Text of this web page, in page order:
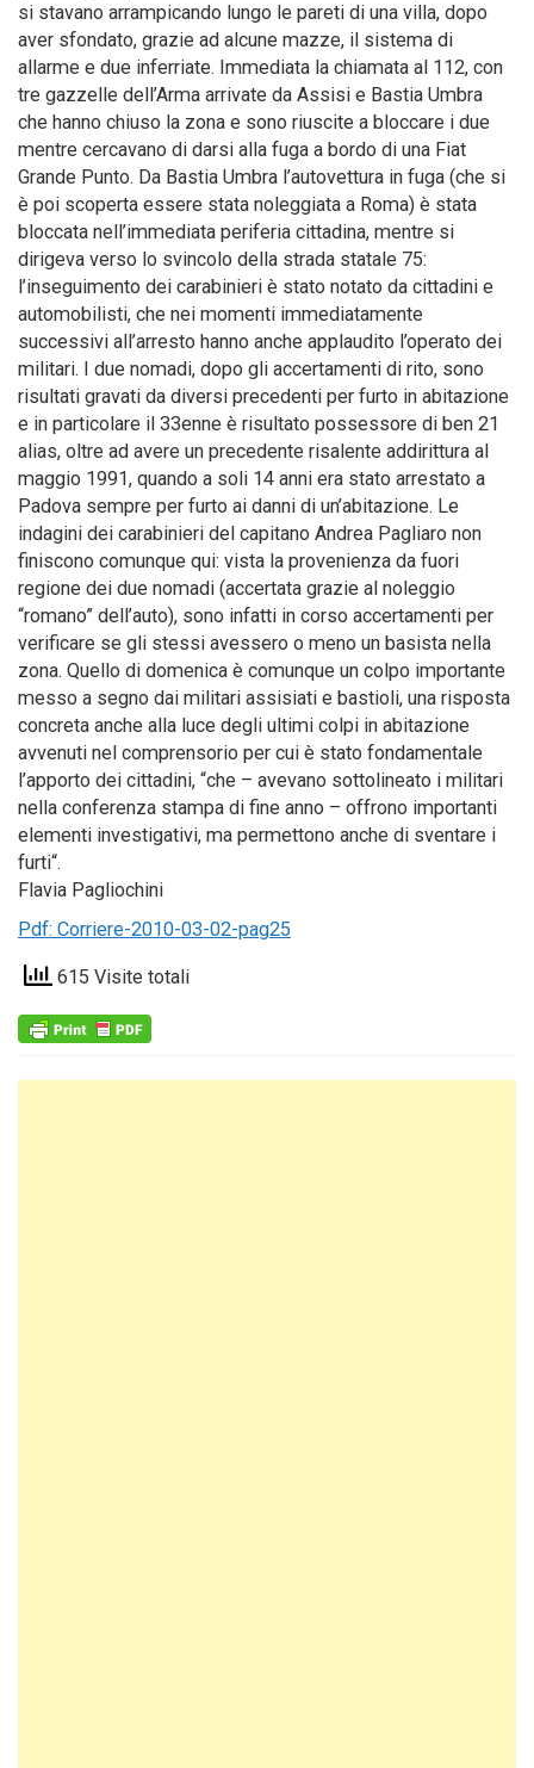
si stavano arrampicando lungo le pareti di una villa, dopo
aver sfondato, grazie ad alcune mazze, il sistema di
allarme e due inferriate. Immediata la chiamata al 112, con
tre gazzelle dell’Arma arrivate da Assisi e Bastia Umbra
che hanno chiuso la zona e sono riuscite a bloccare i due
mentre cercavano di darsi alla fuga a bordo di una Fiat
Grande Punto. Da Bastia Umbra l’autovettura in fuga (che si
è poi scoperta essere stata noleggiata a Roma) è stata
bloccata nell’immediata periferia cittadina, mentre si
dirigeva verso lo svincolo della strada statale 75:
l’inseguimento dei carabinieri è stato notato da cittadini e
automobilisti, che nei momenti immediatamente
successivi all’arresto hanno anche applaudito l’operato dei
militari. I due nomadi, dopo gli accertamenti di rito, sono
risultati gravati da diversi precedenti per furto in abitazione
e in particolare il 33enne è risultato possessore di ben 21
alias, oltre ad avere un precedente risalente addirittura al
maggio 1991, quando a soli 14 anni era stato arrestato a
Padova sempre per furto ai danni di un’abitazione. Le
indagini dei carabinieri del capitano Andrea Pagliaro non
finiscono comunque qui: vista la provenienza da fuori
regione dei due nomadi (accertata grazie al noleggio
“romano” dell’auto), sono infatti in corso accertamenti per
verificare se gli stessi avessero o meno un basista nella
zona. Quello di domenica è comunque un colpo importante
messo a segno dai militari assisiati e bastioli, una risposta
concreta anche alla luce degli ultimi colpi in abitazione
avvenuti nel comprensorio per cui è stato fondamentale
l’apporto dei cittadini, “che – avevano sottolineato i militari
nella conferenza stampa di fine anno – offrono importanti
elementi investigativi, ma permettono anche di sventare i
furti“.
Flavia Pagliochini
Pdf: Corriere-2010-03-02-pag25
615 Visite totali